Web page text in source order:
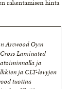
rakentamisen hinta
Arcwood Oy:n
Laminated
ja
ja CLT-levyjen
tuottaa